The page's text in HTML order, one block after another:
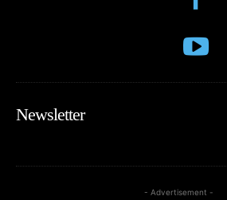
Newsletter
- Advertisement -